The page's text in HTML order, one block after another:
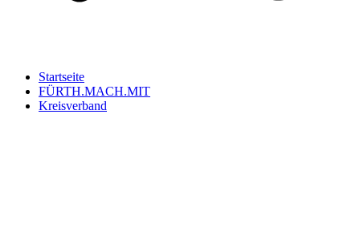
Startseite
FÜRTH.MACH.MIT
Kreisverband